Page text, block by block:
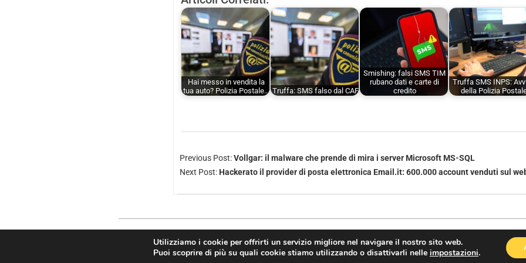
Hai messo in vendita la
tua auto? Polizia Postale… Truffa: SMS falso dal CAF
Smishing: falsi SMS TIM
rubano dati e carte di
credito
Truffa SMS INPS:
della Polizia
Previous Post:Vollgar: il malware che prende di mira i server Microsoft MS-SQL
Next Post: Hackerato il provider di posta elettronica Email.it: 600.000 account venduti sul
Copyright © 2026
Utilizziamo i cookie per offrirti un servizio migliore nel navigare il nostro sito web.
Puoi scoprire di più su quali cookie stiamo utilizzando o disattivarli nelle impostazioni.